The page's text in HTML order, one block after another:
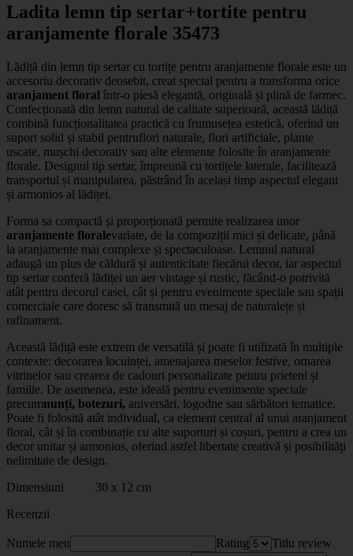
Ladita lemn tip sertar+tortite pentru
aranjamente florale 35473
Lădiță din lemn tip sertar cu tortițe pentru aranjamente florale este un
accesoriu decorativ deosebit, creat special pentru a transforma orice
aranjament floral într-o piesă elegantă, originală și plină de farmec.
Confecționată din lemn natural de calitate superioară, această lădiță
combină funcționalitatea practică cu frumusețea estetică, oferind un
suport solid și stabil pentruflori naturale, flori artificiale, plante
uscate, mușchi decorativ sau alte elemente folosite în aranjamente
florale. Designul tip sertar, împreună cu tortițele laterale, facilitează
transportul și manipularea, păstrând în același timp aspectul elegant
și armonios al lădiței.
Forma sa compactă și proporționată permite realizarea unor
aranjamente floralevariate, de la compoziții mici și delicate, până
la aranjamente mai complexe și spectaculoase. Lemnul natural
adaugă un plus de căldură și autenticitate fiecărui decor, iar aspectul
tip sertar conferă lădiței un aer vintage și rustic, făcând-o potrivită
atât pentru decorul casei, cât și pentru evenimente speciale sau spații
comerciale care doresc să transmită un mesaj de naturalețe și
rafinament.
Această lădiță este extrem de versatilă și poate fi utilizată în multiple
contexte: decorarea locuinței, amenajarea meselor festive, ornarea
vitrinelor sau crearea de cadouri personalizate pentru prieteni și
familie. De asemenea, este ideală pentru evenimente speciale
precumnunți, botezuri, aniversări, logodne sau sărbători tematice.
Poate fi folosită atât individual, ca element central al unui aranjament
floral, cât și în combinație cu alte suporturi și coșuri, pentru a crea un
decor unitar și armonios, oferind astfel libertate creativă și posibilități
nelimitate de design.
Dimensiuni 30 x 12 cm
Recenzii
Numele meu Rating Titlu review